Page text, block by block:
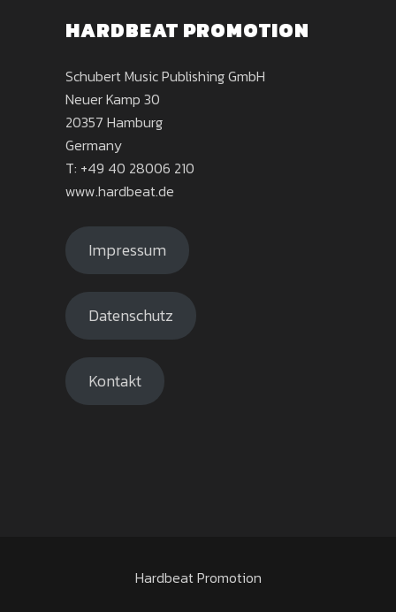
HARDBEAT PROMOTION
Schubert Music Publishing GmbH
Neuer Kamp 30
20357 Hamburg
Germany
T: +49 40 28006 210
www.hardbeat.de
Impressum
Datenschutz
Kontakt
Hardbeat Promotion